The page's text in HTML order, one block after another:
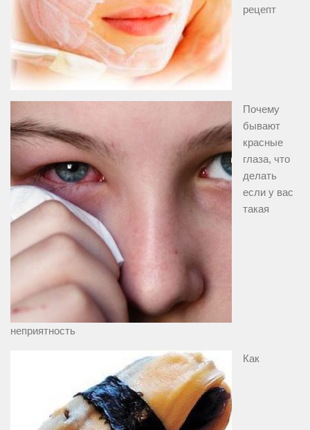
рецепт
Почему
бывают
красные
глаза, что
делать
если у вас
такая
неприятность
Как